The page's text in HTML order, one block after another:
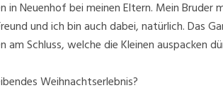
in Neuenhof bei meinen Eltern. Mein Bruder
und ich bin auch dabei, natürlich. Das
am Schluss, welche die Kleinen auspacken
Weihnachtserlebnis?